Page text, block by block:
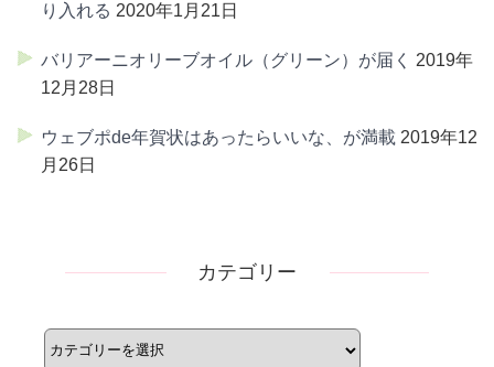
り入れる 2020年1月21日
バリアーニオリーブオイル（グリーン）が届く
2019年
12月28日
ウェブポde年賀状はあったらいいな、が満載 2019年12
月26日
カテゴリー